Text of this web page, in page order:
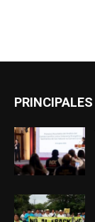
PRINCIPALES